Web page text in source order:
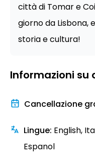
città di Tomar e
giorno da Lisbona,
storia e cultura!
Informazioni
Cancellazione
Lingue: English,
Espanol